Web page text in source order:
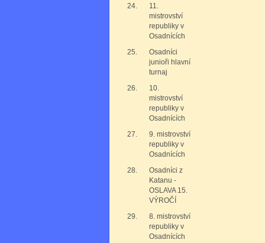
24.
11.
mistrovství
republiky v
Osadnících
25.
Osadníci
junioři hlavní
turnaj
26.
10.
mistrovství
republiky v
Osadnících
27.
9. mistrovství
republiky v
Osadnících
28.
Osadníci z
Katanu -
OSLAVA 15.
VÝROČÍ
29.
8. mistrovství
republiky v
Osadnících